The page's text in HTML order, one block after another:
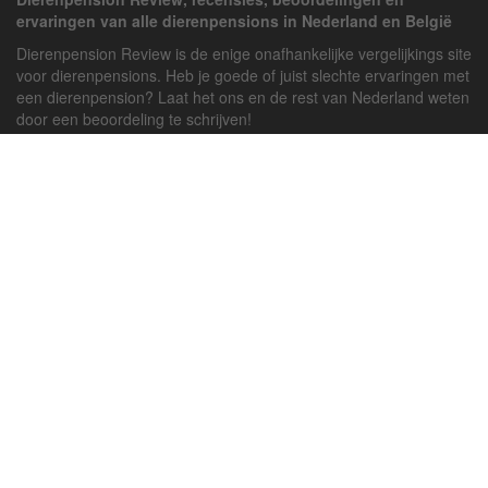
ervaringen van alle dierenpensions in Nederland en België
Dierenpension Review is de enige onafhankelijke vergelijkings site
voor dierenpensions. Heb je goede of juist slechte ervaringen met
een dierenpension? Laat het ons en de rest van Nederland weten
door een beoordeling te schrijven!